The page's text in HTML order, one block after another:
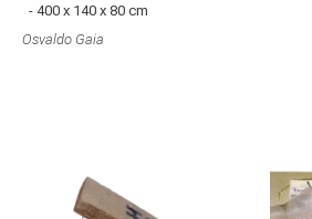
- 400 x 140 x 80 cm
Osvaldo Gaia